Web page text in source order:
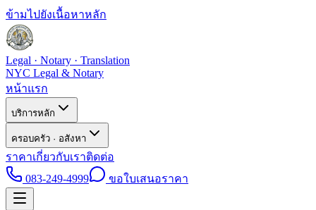
ข้ามไปยังเนื้อหาหลัก
Legal · Notary · Translation
NYC Legal & Notary
หน้าแรก
บริการหลัก
ครอบครัว · อสังหา
ราคาเกี่ยวกับเราติดต่อ
083-249-4999
ขอใบเสนอราคา